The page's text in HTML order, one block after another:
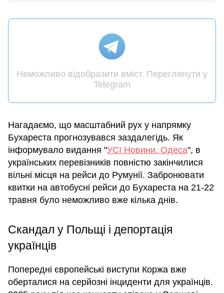
Неможливо відобразити вміст. Переглянути у
Telegram
Нагадаємо, що масштабний рух у напрямку
Бухареста прогнозувався заздалегідь. Як
інформувало видання "УСІ Новини. Одеса", в
українських перевізників повністю закінчилися
вільні місця на рейси до Румунії. Забронювати
квитки на автобусні рейси до Бухареста на 21-22
травня було неможливо вже кілька днів.
Скандал у Польщі і депортація
українців
Попередні європейські виступи Коржа вже
оберталися на серйозні інциденти для українців.